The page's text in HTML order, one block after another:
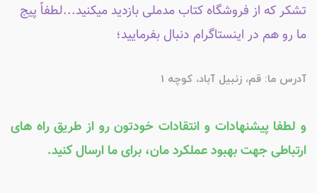
تشکر که از فروشگاه کتاب مدملی بازدید میکنید...لطفاً پیج
ما رو هم در اینستاگرام دنبال بفرمایید؛
آدرس ما: قم، زنبیل آباد، کوچه 1
و لطفا پیشنهادات و انتقادات خودتون رو از طریق راه های
ارتباطی جهت بهبود عملکرد مان، برای ما ارسال کنید.